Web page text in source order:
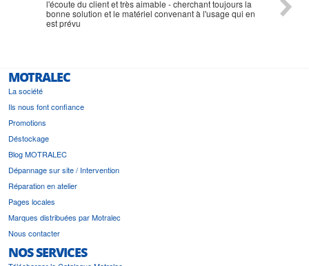
l'écoute du client et très aimable - cherchant toujours la
bonne solution et le matériel convenant à l'usage qui en
est prévu
MOTRALEC
La société
Ils nous font confiance
Promotions
Déstockage
Blog MOTRALEC
Dépannage sur site / Intervention
Réparation en atelier
Pages locales
Marques distribuées par Motralec
Nous contacter
NOS SERVICES